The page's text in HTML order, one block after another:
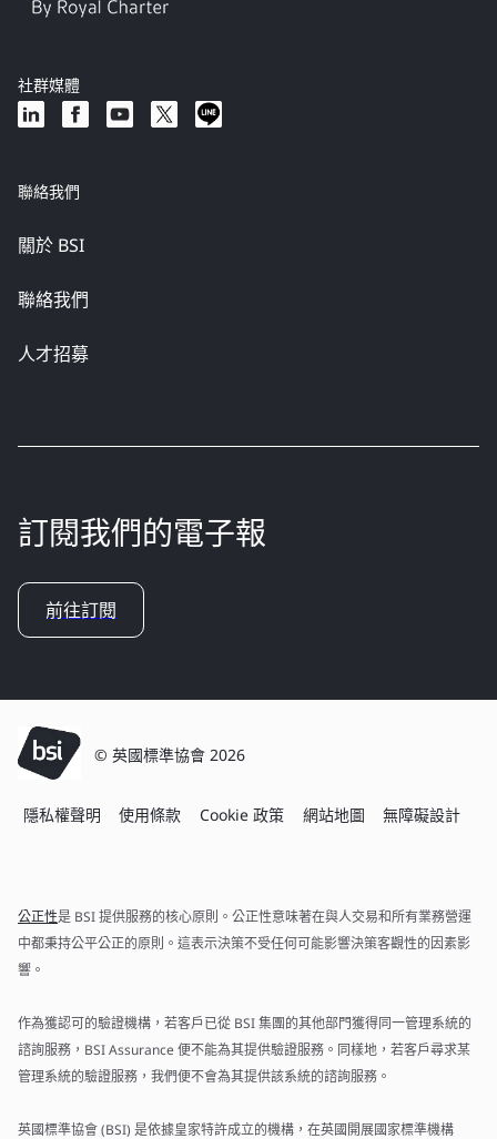
社群媒體
聯絡我們
關於 BSI
聯絡我們
人才招募
訂閱我們的電子報
前往訂閱
© 英國標準協會 2026
隱私權聲明 使用條款 Cookie 政策 網站地圖 無障礙設計
公正性是 BSI 提供服務的核心原則。公正性意味著在與人交易和所有業務營運
中都秉持公平公正的原則。這表示決策不受任何可能影響決策客觀性的因素影
響。
作為獲認可的驗證機構，若客戶已從 BSI 集團的其他部門獲得同一管理系統的
諮詢服務，BSI Assurance 便不能為其提供驗證服務。同樣地，若客戶尋求某
管理系統的驗證服務，我們便不會為其提供該系統的諮詢服務。
英國標準協會 (BSI) 是依據皇家特許成立的機構，在英國開展國家標準機構